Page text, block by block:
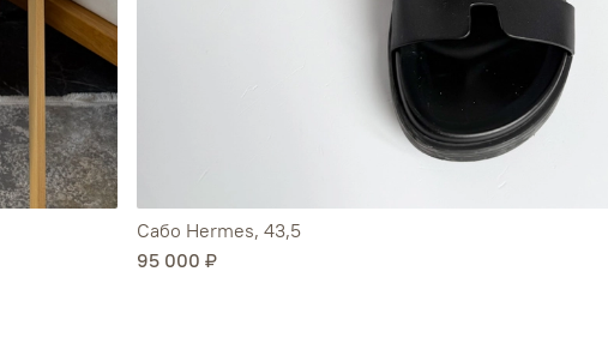
Сабо Hermes, 43,5
95 000 ₽